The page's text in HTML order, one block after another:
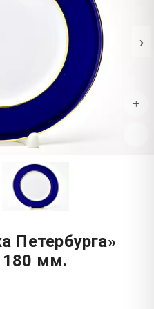
›
+
−
Петербурга»
180 мм.